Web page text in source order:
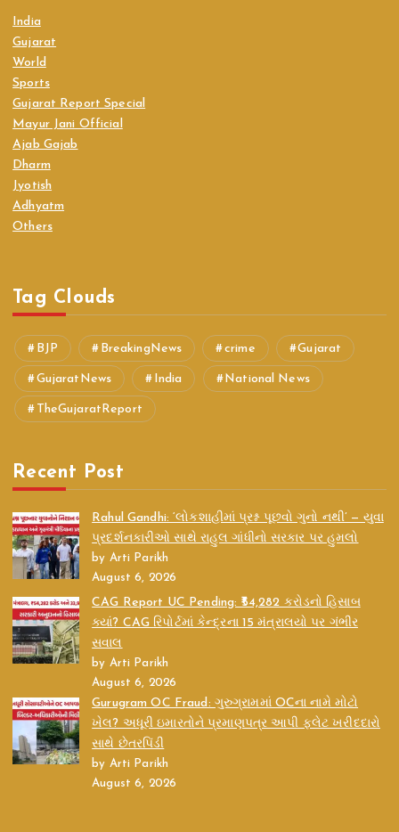
India
Gujarat
World
Sports
Gujarat Report Special
Mayur Jani Official
Ajab Gajab
Dharm
Jyotish
Adhyatm
Others
Tag Clouds
BJP BreakingNews crime Gujarat
GujaratNews India National News
TheGujaratReport
Recent Post
Rahul Gandhi: ‘લોકશાહીમાં પ્રશ્ન પૂછવો ગુનો નથી’ — યુવા
પ્રદર્શનકારીઓ સાથે રાહુલ ગાંધીનો સરકાર પર હુમલો
by Arti Parikh
August 6, 2026
CAG Report UC Pending: ₹54,282 કરોડનો હિસાબ
ક્યાં? CAG રિપોર્ટમાં કેન્દ્રના 15 મંત્રાલયો પર ગંભીર
સવાલ
by Arti Parikh
August 6, 2026
Gurugram OC Fraud: ગુરુગ્રામમાં OCના નામે મોટો
ખેલ? અધૂરી ઇમારતોને પ્રમાણપત્ર આપી ફ્લેટ ખરીદદારો
સાથે છેતરપિંડી
by Arti Parikh
August 6, 2026